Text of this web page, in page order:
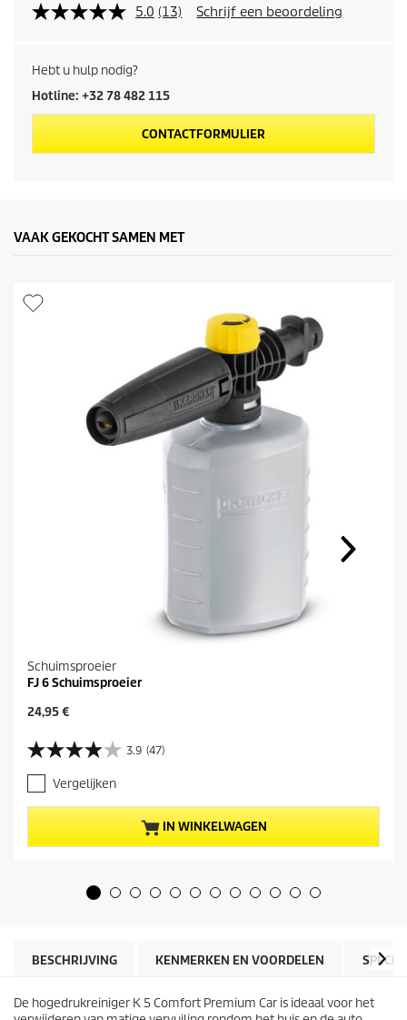
c
t
p
r
s
5.0 (13) Schrijf een beoordeling
Hebt u hulp nodig?
Hotline: +32 78 482 115
CONTACTFORMULIER
VAAK GEKOCHT SAMEN MET
Schuimsproeier
FJ 6 Schuimsproeier
H
i
d
i
g
e
p
s
24,95 €
3.9 (47)
3
.
9
v
n
n
Vergelijken
IN WINKELWAGEN
BESCHRIJVING KENMERKEN EN VOORDELEN
De hogedrukreiniger K 5 Comfort Premium Car is ideaal voor het